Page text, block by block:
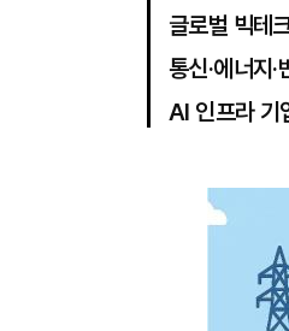
글로벌 빅테
통신·에너지
AI 인프라 기